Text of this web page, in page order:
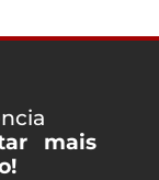
mais